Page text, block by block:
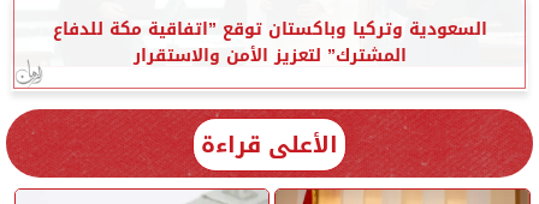
السعودية وتركيا وباكستان توقع ”اتفاقية مكة للدفاع
المشترك” لتعزيز الأمن والاستقرار
الأعلى قراءة